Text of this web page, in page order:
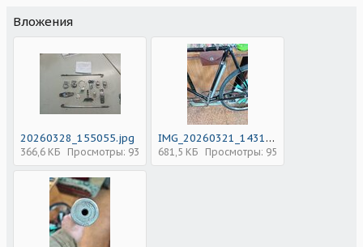
Вложения
20260328_155055.jpg
366,6 КБ Просмотры: 93
IMG_20260321_143138.jpg
681,5 КБ Просмотры: 95